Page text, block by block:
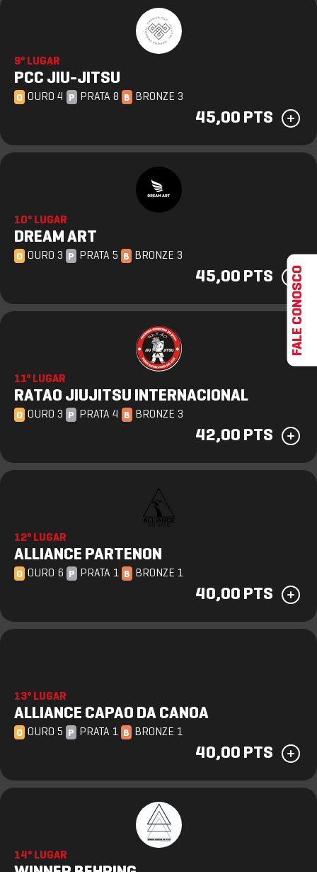
9º LUGAR
PCC JIU-JITSU
O OURO 4 P PRATA 8 B BRONZE 3
45,00 PTS
10º LUGAR
DREAM ART
O OURO 3 P PRATA 5 B BRONZE 3
45,00 PTS
11º LUGAR
RATAO JIUJITSU INTERNACIONAL
O OURO 3 P PRATA 4 B BRONZE 3
42,00 PTS
12º LUGAR
ALLIANCE PARTENON
O OURO 6 P PRATA 1 B BRONZE 1
40,00 PTS
13º LUGAR
ALLIANCE CAPAO DA CANOA
O OURO 5 P PRATA 1 B BRONZE 1
40,00 PTS
14º LUGAR
FALE CONOSCO